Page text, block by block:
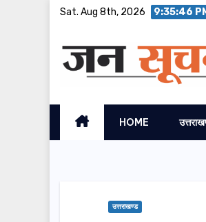
Sat. Aug 8th, 2026 9:35:47
HOME
उत्तराखण्ड